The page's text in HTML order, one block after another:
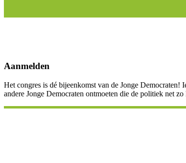
Aanmelden
Het congres is dé bijeenkomst van de Jonge
andere Jonge Democraten ontmoeten die de politiek net